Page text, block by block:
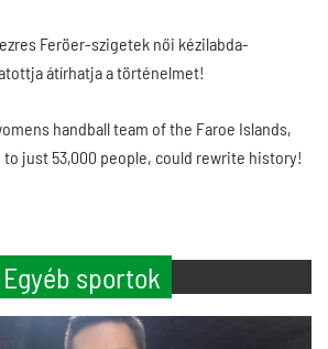
ezres Feröer-szigetek női kézilabda-
átírhatja a történelmet!
handball team of the Faroe Islands,
to just 53,000 people, could rewrite history!
Egyéb sportok